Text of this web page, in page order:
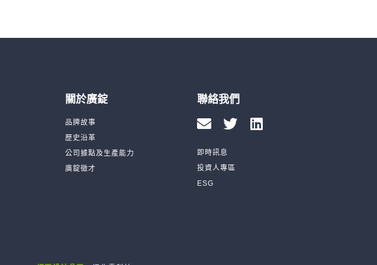
關於廣錠
品牌故事
歷史沿革
公司據點及生產能力
廣錠徵才
聯絡我們
即時訊息
投資人專區
ESG